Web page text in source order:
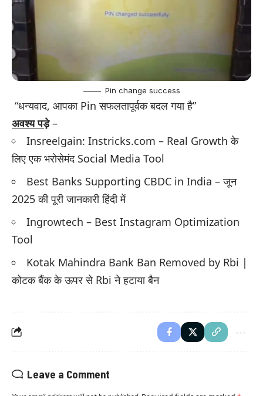
Pin change success
“धन्यवाद, आपका Pin सफलतापूर्वक बदल गया है”
अवश्य पड़े–
Insreelgain: Instricks.com – Real Growth के
लिए एक भरोसेमंद Social Media Tool
Best Banks Supporting CBDC in India – जून
2025 की पूरी जानकारी हिंदी में
Ingrowtech – Best Instagram Optimization
Tool
Kotak Mahindra Bank Ban Removed by Rbi |
कोटक बैंक के ऊपर से Rbi ने हटाया बैन
Leave a Comment